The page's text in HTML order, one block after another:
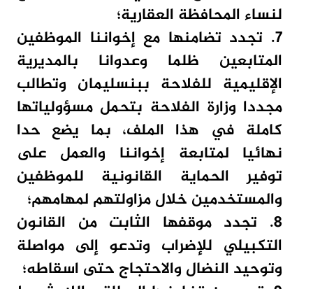
لنساء المحافظة العقارية؛
7. تجدد تضامنها مع إخواننا الموظفين
المتابعين ظلما وعدوانا بالمديرية
الإقليمية للفلاحة ببنسليمان وتطالب
مجددا وزارة الفلاحة بتحمل مسؤولياتها
كاملة في هذا الملف، بما يضع حدا
نهائيا لمتابعة إخواننا والعمل على
توفير الحماية القانونية للموظفين
والمستخدمين خلال مزاولتهم لمهامهم؛
8. تجدد موقفها الثابت من القانون
التكبيلي للإضراب وتدعو إلى مواصلة
وتوحيد النضال والاحتجاج حتى اسقاطه؛